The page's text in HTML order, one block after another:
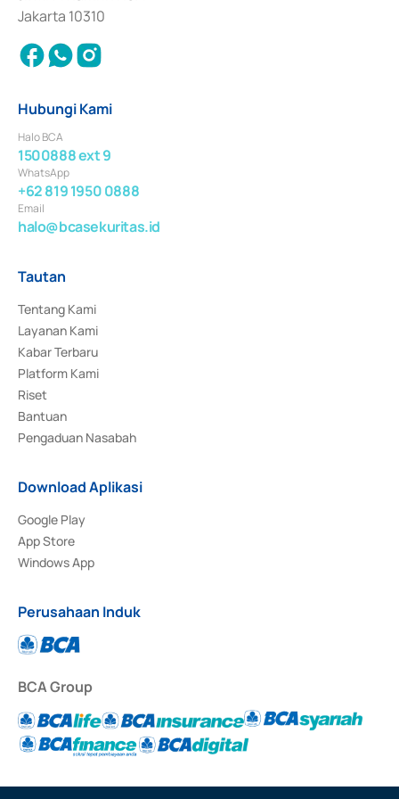
Jakarta 10310
Hubungi Kami
Halo BCA
1500888 ext 9
WhatsApp
+62 819 1950 0888
Email
halo@bcasekuritas.id
Tautan
Tentang Kami
Layanan Kami
Kabar Terbaru
Platform Kami
Riset
Bantuan
Pengaduan Nasabah
Download Aplikasi
Google Play
App Store
Windows App
Perusahaan Induk
BCA Group